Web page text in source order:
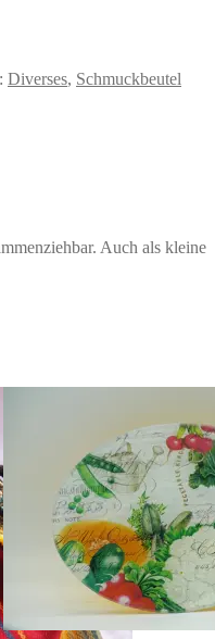
Diverses, Schmuckbeutel
Auch als kleine